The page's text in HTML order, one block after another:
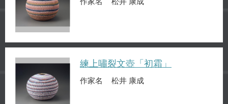
練上嘯裂文壺「初霜」
作家名 松井 康成